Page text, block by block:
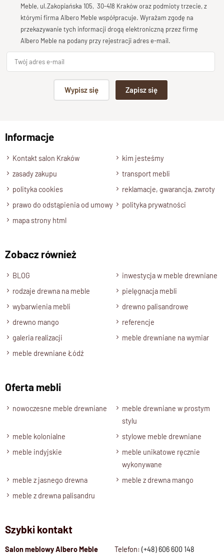
Stół powstaje w oparciu o tradycyjną technologię stolarską,
a każdy etap produkcji realizowany jest ręcznie . Dzięki temu
otrzymujesz mebel o
niepowtarzalnym charakterze
wyróżniający się precyzją wykonania i solidną konstrukcją.
Blat zabezpieczony ekologicznym
lakierem półmatowym
on powierzchni
użytkowanie.
Stół z dostawkami – idealny na
rodzinne spotkania
Dzięki praktycznym bocznym dostawkom
podczas
rodzinnych obiadów, przyjęć czy świątecznych
spotkań
Specyfikacja techniczna stołu
Materiał
Drewno 100% Palisander Indyjski
Styl
Meble drewniane nowoczesne, kolekcja GOA
76 cm.
Blat
Noga
nogi drewniane lite 10 x 10 cm.
Nogi stołu do samodzielnego montażu, za pomocą śrub
imbusowych w zestawie
Wybarwienia Drewna
Twoja opinia o produkcie
Podpis
Wyślij opinię
Meble, ul.Zakopiańska 105, 30-418 Kraków oraz podmioty trzecie, z
którymi firma Albero Meble współpracuje. Wyrażam zgodę na
przekazywanie tych informacji drogą elektroniczną przez firmę
Albero Meble na podany przy rejestracji adres e-mail.
Wypisz się Zapisz się
Informacje
Kontakt salon Kraków
kim jesteśmy
zasady zakupu
transport mebli
polityka cookies
reklamacje, gwarancja, zwroty
prawo do odstąpienia od umowy
polityka prywatności
mapa strony html
Zobacz również
BLOG
inwestycja w meble drewniane
rodzaje drewna na meble
pielęgnacja mebli
wybarwienia mebli
drewno palisandrowe
drewno mango
referencje
galeria realizacji
meble drewniane na wymiar
meble drewniane Łódź
Oferta mebli
nowoczesne meble drewniane
meble drewniane w prostym
stylu
meble kolonialne
stylowe meble drewniane
meble indyjskie
meble unikatowe ręcznie
wykonywane
meble z jasnego drewna
meble z drewna mango
meble z drewna palisandru
Szybki kontakt
Salon meblowy Albero Meble
Telefon: (+48) 606 600 148